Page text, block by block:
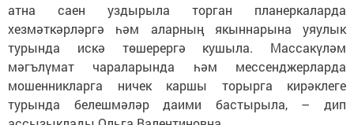
атна саен уздырыла торган планеркаларда
хезмәткәрләргә һәм аларның якыннарына уяулык
турында искә төшерергә кушыла. Массакүләм
мәгълүмат чараларында һәм мессенджерларда
мошенникларга ничек каршы торырга кирәклеге
турында белешмәләр даими бастырыла, – дип